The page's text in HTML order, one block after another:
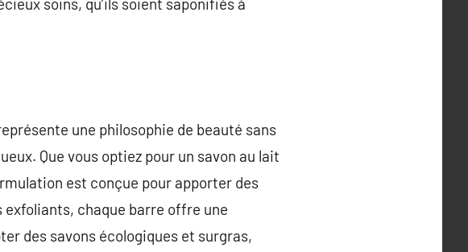
une philosophie de beauté sans
Que vous optiez pour un savon au lait
est conçue pour apporter des
exfoliants, chaque barre offre une
des savons écologiques et surgras,